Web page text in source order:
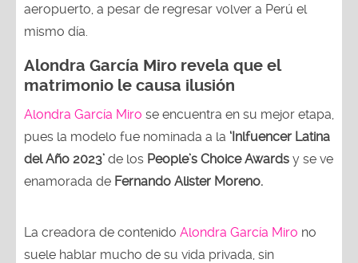
aeropuerto, a pesar de regresar volver a Perú el
mismo día.
Alondra García Miro revela que el
matrimonio le causa ilusión
Alondra García Miro se encuentra en su mejor etapa,
pues la modelo fue nominada a la ‘Inlfuencer Latina
del Año 2023’ de los People’s Choice Awards y se ve
enamorada de Fernando Alister Moreno.
La creadora de contenido Alondra García Miro no
suele hablar mucho de su vida privada, sin